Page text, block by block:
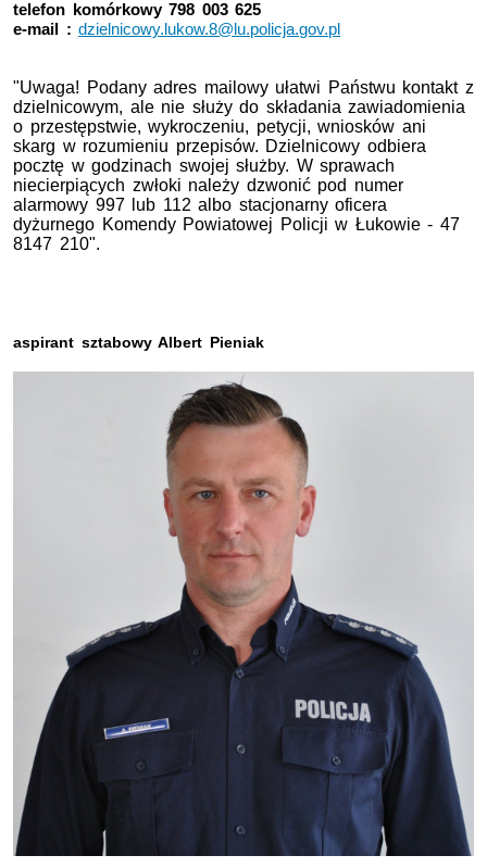
telefon komórkowy 798 003 625
e-mail :dzielnicowy.lukow.8@lu.policja.gov.pl
"Uwaga! Podany adres mailowy ułatwi Państwu kontakt z
dzielnicowym, ale nie służy do składania zawiadomienia
o przestępstwie, wykroczeniu, petycji, wniosków ani
skarg w rozumieniu przepisów. Dzielnicowy odbiera
pocztę w godzinach swojej służby. W sprawach
niecierpiących zwłoki należy dzwonić pod numer
alarmowy 997 lub 112 albo stacjonarny oficera
dyżurnego Komendy Powiatowej Policji w Łukowie - 47
8147 210".
aspirant sztabowy Albert Pieniak